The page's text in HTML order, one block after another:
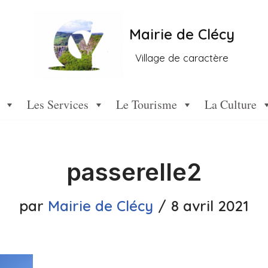
Mairie de Clécy
Village de caractère
Les Services Le Tourisme La Culture
passerelle2
par Mairie de Clécy 8 avril 2021